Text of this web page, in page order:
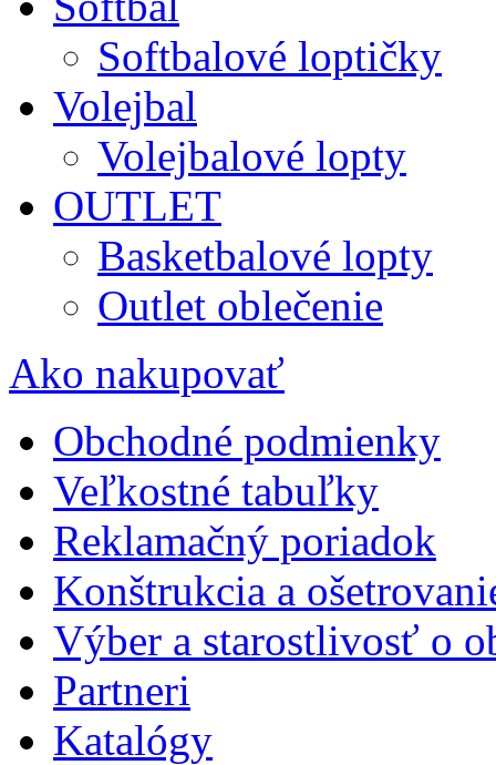
Softbalové loptičky
Volejbal
Volejbalové lopty
OUTLET
Basketbalové lopty
Outlet oblečenie
Ako nakupovať
Obchodné podmienky
Veľkostné tabuľky
Reklamačný poriadok
Konštrukcia a
Výber a starostlivosť o
Partneri
Katalógy